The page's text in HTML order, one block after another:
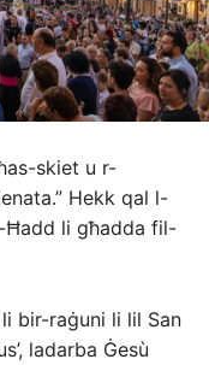
skiet u r-
Hekk qal l-
Ħadd li għadda fil-
bir-raġuni li lil San
ladarba Ġesù